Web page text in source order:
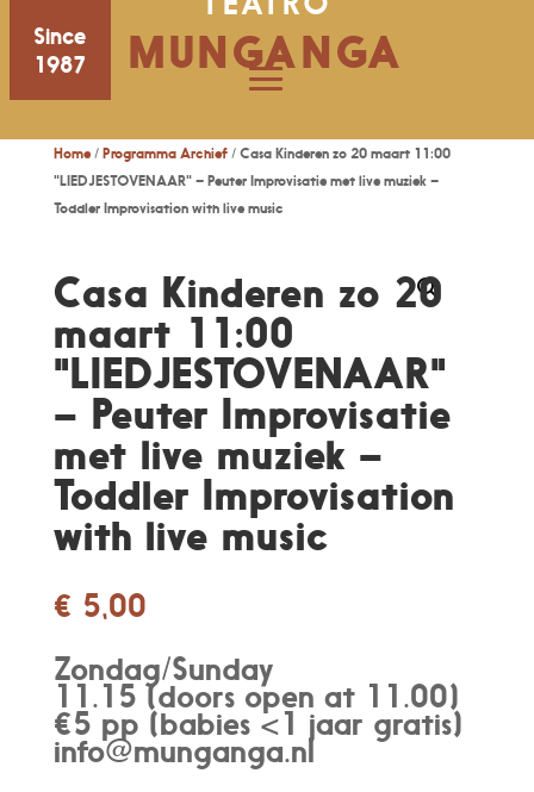
Since
1987
MUNGANGA
Home/ Programma Archief/ Casa Kinderen zo 20 maart 11:00
"LIEDJESTOVENAAR" – Peuter Improvisatie met live muziek –
Toddler Improvisation with live music
Casa Kinderen zo 20
maart 11:00
"LIEDJESTOVENAAR"
– Peuter Improvisatie
met live muziek –
Toddler Improvisation
with live music
€ 5,00
Zondag/Sunday
11.15 (doors open at 11.00)
€5 pp (babies <1 jaar gratis)
info@munganga.nl